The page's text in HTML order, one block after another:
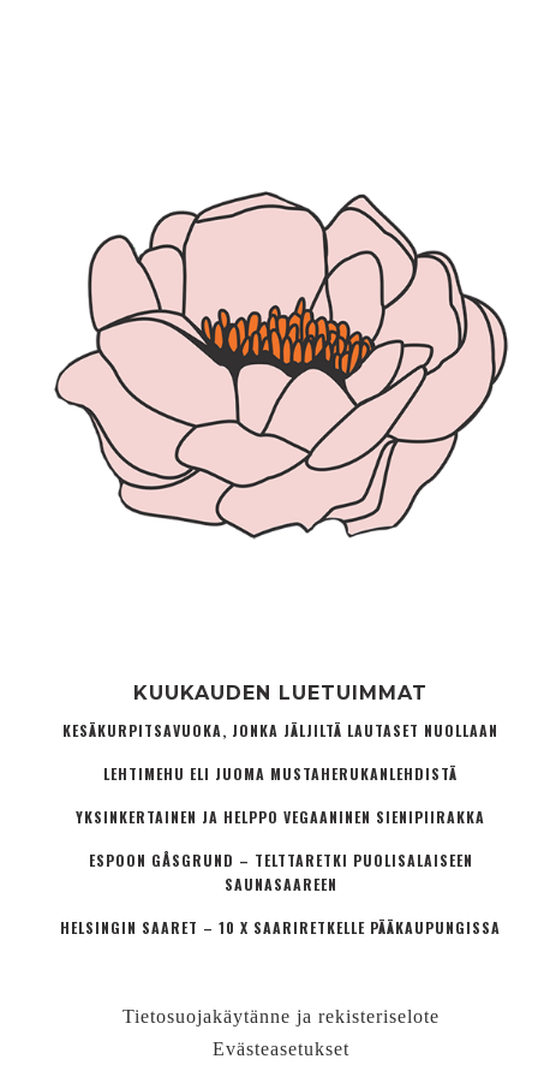
KUUKAUDEN LUETUIMMAT
KESÄKURPITSAVUOKA, JONKA JÄLJILTÄ LAUTASET NUOLLAAN
LEHTIMEHU ELI JUOMA MUSTAHERUKANLEHDISTÄ
YKSINKERTAINEN JA HELPPO VEGAANINEN SIENIPIIRAKKA
ESPOON GÅSGRUND – TELTTARETKI PUOLISALAISEEN
SAUNASAAREEN
HELSINGIN SAARET – 10 X SAARIRETKELLE PÄÄKAUPUNGISSA
Tietosuojakäytänne ja rekisteriselote
Evästeasetukset